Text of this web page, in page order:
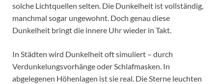
solche Lichtquellen selten. Die Dunkelheit ist vollständig,
manchmal sogar ungewohnt. Doch genau diese
Dunkelheit bringt die innere Uhr wieder in Takt.
In Städten wird Dunkelheit oft simuliert – durch
Verdunkelungsvorhänge oder Schlafmasken. In
abgelegenen Höhenlagen ist sie real. Die Sterne leuchten